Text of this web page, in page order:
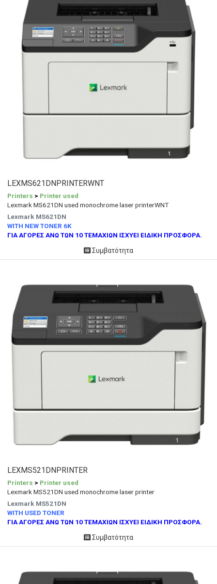
LEXMS621DNPRINTERWNT
Printers > Printer used
Lexmark MS621DN used monochrome laser printerWNT
Lexmark MS621DN
WITH NEW TONER 6K
ΓΙΑ ΑΓΟΡΕΣ ΑΝΩ ΤΩΝ 10 ΤΕΜΑΧΙΩΝ ΙΣΧΥΕΙ ΕΙΔΙΚΗ ΠΡΟΣΦΟΡΑ.
Συμβατότητα
LEXMS521DNPRINTER
Printers > Printer used
Lexmark MS521DN used monochrome laser printer
Lexmark MS521DN
WITH USED TONER
ΓΙΑ ΑΓΟΡΕΣ ΑΝΩ ΤΩΝ 10 ΤΕΜΑΧΙΩΝ ΙΣΧΥΕΙ ΕΙΔΙΚΗ ΠΡΟΣΦΟΡΑ.
Συμβατότητα